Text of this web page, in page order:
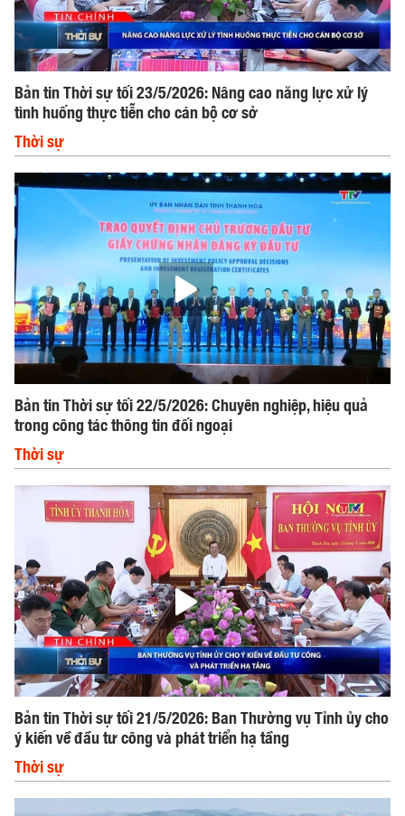
Bản tin Thời sự tối 23/5/2026: Nâng cao năng lực xử lý
tình huống thực tiễn cho cán bộ cơ sở
Thời sự
Bản tin Thời sự tối 22/5/2026: Chuyên nghiệp, hiệu quả
trong công tác thông tin đối ngoại
Thời sự
Bản tin Thời sự tối 21/5/2026: Ban Thường vụ Tỉnh ủy cho
ý kiến về đầu tư công và phát triển hạ tầng
Thời sự